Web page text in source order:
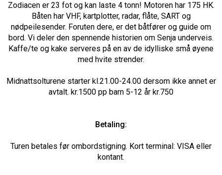
Zodiacen er 23 fot og kan laste 4 tonn! Motoren har 175 HK.
Båten har VHF, kartplotter, radar, flåte, SART og
nødpeilesender. Foruten dere, er det båtfører og guide om
bord. Vi deler den spennende historien om Senja underveis.
Kaffe/te og kake serveres på en av de idylliske små øyene
med hvite strender.
Midnattsolturene starter kl.21.00-24.00 dersom ikke annet er
avtalt. kr.1500 pp barn 5-12 år kr.750
Betaling:
Turen betales før ombordstigning. Kort terminal: VISA eller
kontant.